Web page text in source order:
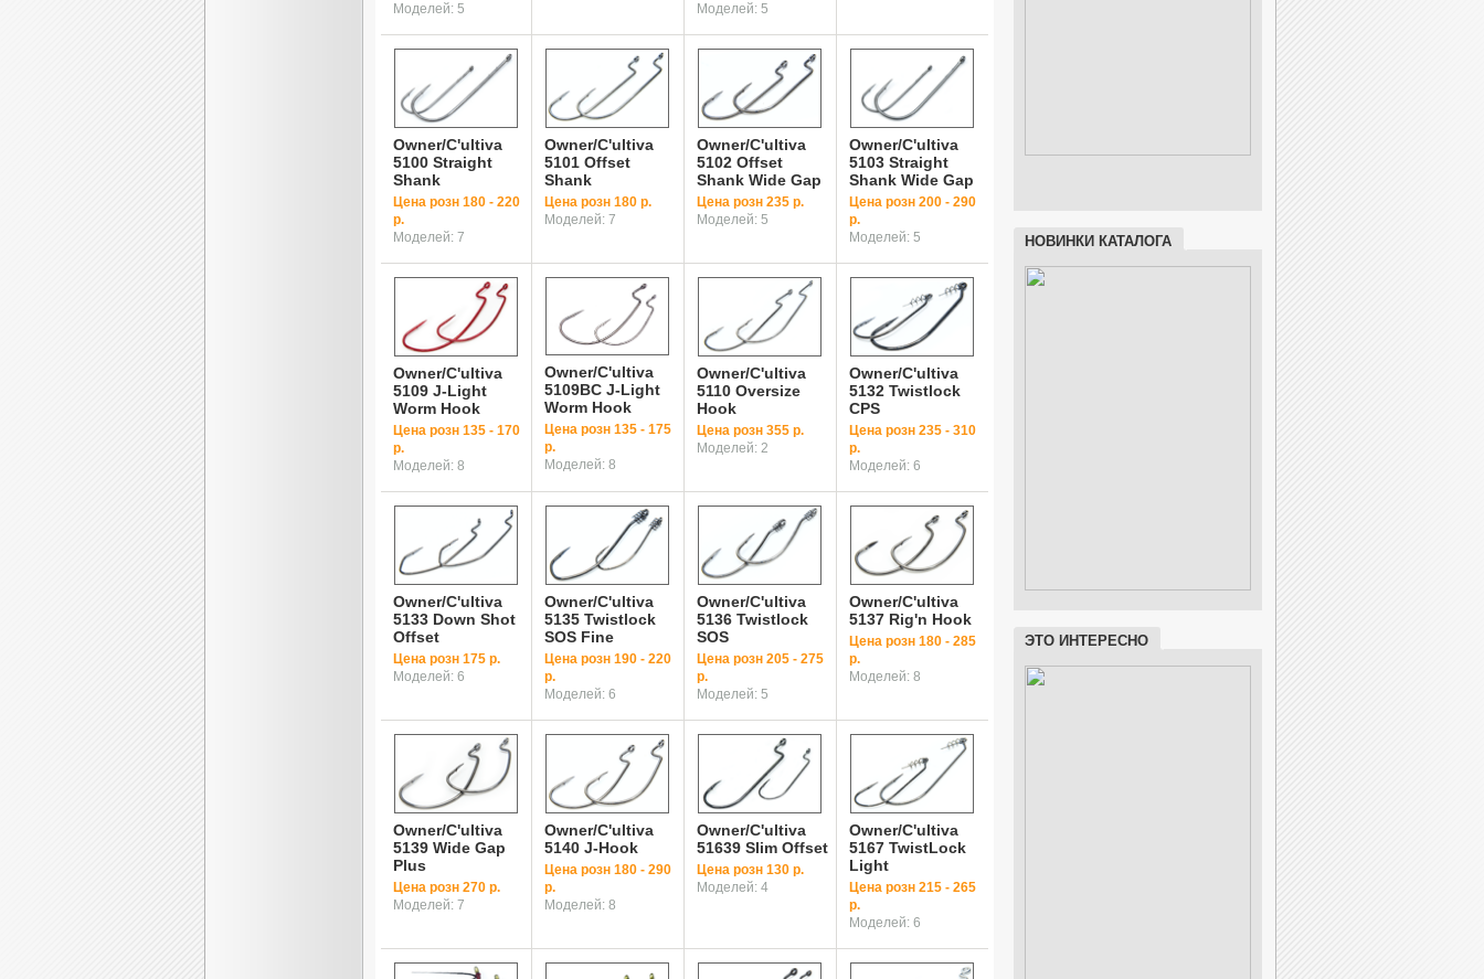
Моделей: 5
Моделей: 5
Owner/C'ultiva
5100 Straight
Shank
Цена розн 180 - 220
р.
Моделей: 7
Owner/C'ultiva
5101 Offset
Shank
Цена розн 180 р.
Моделей: 7
Owner/C'ultiva
5102 Offset
Shank Wide Gap
Цена розн 235 р.
Моделей: 5
Owner/C'ultiva
5103 Straight
Shank Wide Gap
Цена розн 200 - 290
р.
Моделей: 5
Owner/C'ultiva
5109 J-Light
Worm Hook
Цена розн 135 - 170
р.
Моделей: 8
Owner/C'ultiva
5109BC J-Light
Worm Hook
Цена розн 135 - 175
р.
Моделей: 8
Owner/C'ultiva
5110 Oversize
Hook
Цена розн 355 р.
Моделей: 2
Owner/C'ultiva
5132 Twistlock
CPS
Цена розн 235 - 310
р.
Моделей: 6
Owner/C'ultiva
5133 Down Shot
Offset
Цена розн 175 р.
Моделей: 6
Owner/C'ultiva
5135 Twistlock
SOS Fine
Цена розн 190 - 220
р.
Моделей: 6
Owner/C'ultiva
5136 Twistlock
SOS
Цена розн 205 - 275
р.
Моделей: 5
Owner/C'ultiva
5137 Rig'n Hook
Цена розн 180 - 285
р.
Моделей: 8
Owner/C'ultiva
5139 Wide Gap
Plus
Цена розн 270 р.
Моделей: 7
Owner/C'ultiva
5140 J-Hook
Цена розн 180 - 290
р.
Моделей: 8
Owner/C'ultiva
51639 Slim Offset
Цена розн 130 р.
Моделей: 4
Owner/C'ultiva
5167 TwistLock
Light
Цена розн 215 - 265
р.
Моделей: 6
НОВИНКИ КАТАЛОГА
ЭТО ИНТЕРЕСНО